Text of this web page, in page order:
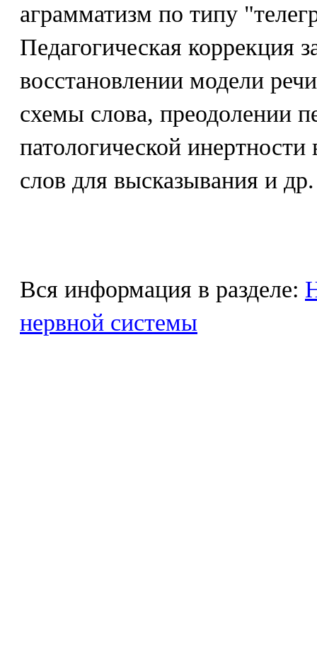
аграмматизм по типу
Педагогическая коррекция
восстановлении модели
схемы слова, преодолении
патологической
слов для высказывания и др.
Вся информация в разделе:
нервной системы